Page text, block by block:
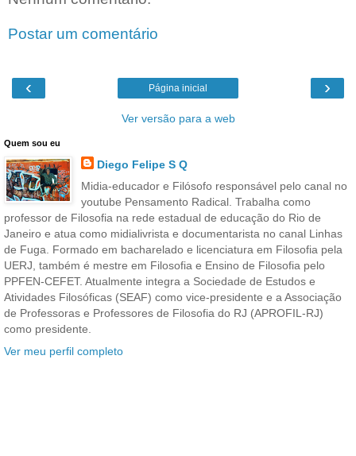
Postar um comentário
‹ ›
Página inicial
Ver versão para a web
Quem sou eu
Diego Felipe S Q
Midia-educador e Filósofo responsável pelo canal no
youtube Pensamento Radical. Trabalha como
professor de Filosofia na rede estadual de educação do Rio de
Janeiro e atua como midialivrista e documentarista no canal Linhas
de Fuga. Formado em bacharelado e licenciatura em Filosofia pela
UERJ, também é mestre em Filosofia e Ensino de Filosofia pelo
PPFEN-CEFET. Atualmente integra a Sociedade de Estudos e
Atividades Filosóficas (SEAF) como vice-presidente e a Associação
de Professoras e Professores de Filosofia do RJ (APROFIL-RJ)
como presidente.
Ver meu perfil completo